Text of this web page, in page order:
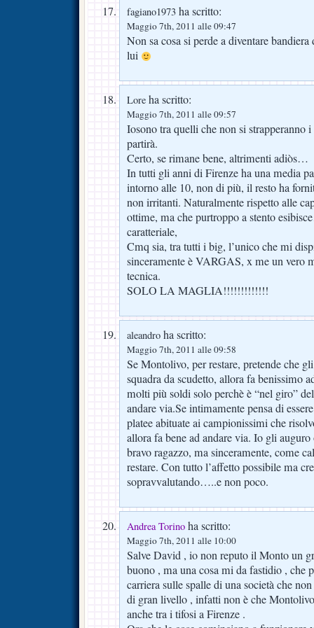
fagiano1973 ha scritto:
Maggio 7th, 2011 alle 09:47
Non sa cosa si perde a diventare
lui
Lore ha scritto:
Maggio 7th, 2011 alle 09:57
Iosono tra quelli che non si strapperanno
partirà.
Certo, se rimane bene, altrimenti adiòs…
In tutti gli anni di Firenze ha una media
intorno alle 10, non di più, il resto ha
non irritanti. Naturalmente rispetto alle
ottime, ma che purtroppo a stento
caratteriale,
Cmq sia, tra tutti i big, l’unico che mi
sinceramente è VARGAS, x me un vero
tecnica.
SOLO LA MAGLIA!!!!!!!!!!!!!
aleandro ha scritto:
Maggio 7th, 2011 alle 09:58
Se Montolivo, per restare, pretende che
squadra da scudetto, allora fa benissimo
molti più soldi solo perchè è “nel giro”
andare via.Se intimamente pensa di
platee abituate ai campionissimi che
allora fa bene ad andare via. Io gli
bravo ragazzo, ma sinceramente, come
restare. Con tutto l’affetto possibile ma
sopravvalutando…..e non poco.
Andrea Torino ha scritto:
Maggio 7th, 2011 alle 10:00
Salve David , io non reputo il Monto un
buono , ma una cosa mi da fastidio , che
carriera sulle spalle di una società che
di gran livello , infatti non è che
anche tra i tifosi a Firenze .